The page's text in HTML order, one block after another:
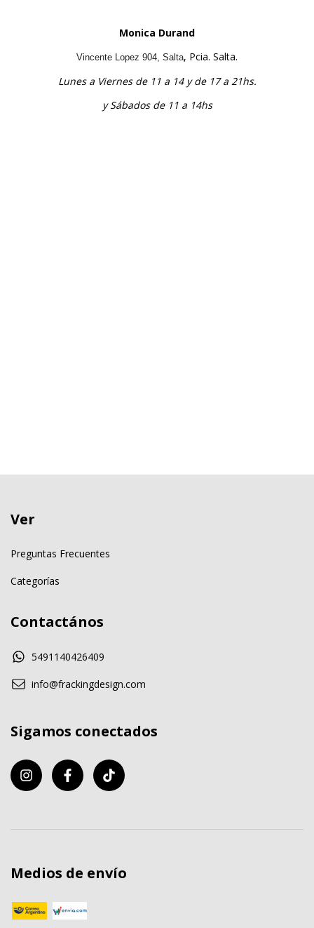
Monica Durand
Vincente Lopez 904, Salta, Pcia. Salta.
Lunes a Viernes de 11 a 14 y de 17 a 21hs.
y Sábados de 11 a 14hs
Ver
Preguntas Frecuentes
Categorías
Contactános
5491140426409
info@frackingdesign.com
Sigamos conectados
Medios de envío